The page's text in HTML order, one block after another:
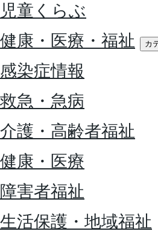
児童くらぶ
健康・医療・福祉
カ
感染症情報
救急・急病
介護・高齢者福祉
健康・医療
障害者福祉
生活保護・地域福祉